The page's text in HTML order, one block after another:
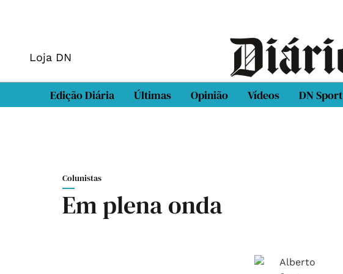
Loja DN
Edição Diária Últimas Opinião Vídeos DN Sport
Colunistas
Em plena onda